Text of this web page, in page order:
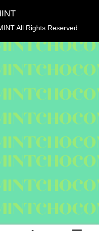
All Rights Reserved.